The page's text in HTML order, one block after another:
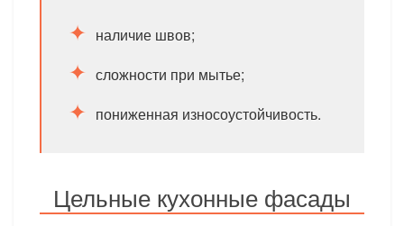
наличие швов;
сложности при мытье;
пониженная износоустойчивость.
Цельные кухонные фасады